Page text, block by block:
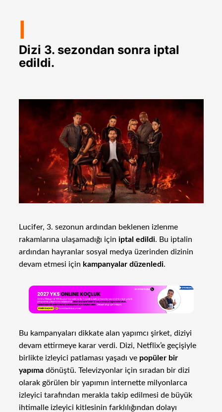
I
Dizi 3. sezondan sonra iptal
edildi.
Lucifer, 3. sezonun ardından beklenen izlenme
rakamlarına ulaşamadığı için iptal edildi. Bu iptalin
ardından hayranlar sosyal medya üzerinden dizinin
devam etmesi için kampanyalar düzenledi.
Bu kampanyaları dikkate alan yapımcı şirket, diziyi
devam ettirmeye karar verdi. Dizi, Netflix’e geçişiyle
birlikte izleyici patlaması yaşadı ve popüler bir
yapımadönüştü. Televizyonlar için sıradan bir dizi
olarak görülen bir yapımın internette milyonlarca
izleyici tarafından merakla takip edilmesi de büyük
ihtimalle izleyici kitlesinin farklılığından dolayı